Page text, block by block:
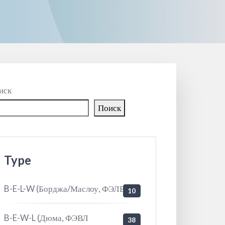
Поиск
Type
B-E-L-W (Борджа/Маслоу, ФЭЛВ 10
B-E-W-L (Дюма, ФЭВЛ 38